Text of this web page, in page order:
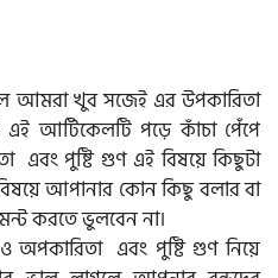
আমরা খুব সজেই এর উপকারিতা
আর্টিকেলটি পড়ে কাঁচা পেঁপে
এবং পুষ্টি গুণ এই বিষয়ে কিছুটা
আপানার কোন কিছু বলার বা
করতে ভুলবেন না।
অপকারিতা এবং পুষ্টি গুণ নিয়ে